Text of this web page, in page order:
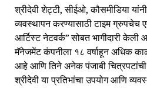
श्रीदेवी शेट्टी, सीईओ, कौसमीडिया
व्यवस्थापन करण्यासाठी टाइम
आर्टिस्ट नेटवर्क” सोबत भागीदारी
मॅनेजमेंट कंपनीला १८ वर्षाहून अधिक
आहे आणि तिने अनेक पंजाबी
श्रीदेवी या प्रतिभांचा उपयोग आणि